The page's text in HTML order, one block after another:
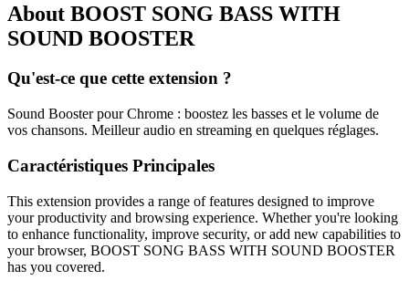
About BOOST SONG BASS WITH
SOUND BOOSTER
Qu'est-ce que cette extension ?
Sound Booster pour Chrome : boostez les basses et le volume de
vos chansons. Meilleur audio en streaming en quelques réglages.
Caractéristiques Principales
This extension provides a range of features designed to improve
your productivity and browsing experience. Whether you're looking
to enhance functionality, improve security, or add new capabilities to
your browser, BOOST SONG BASS WITH SOUND BOOSTER
has you covered.